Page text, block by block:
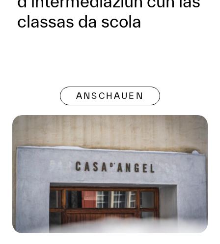
classas da scola
ANSCHAUEN